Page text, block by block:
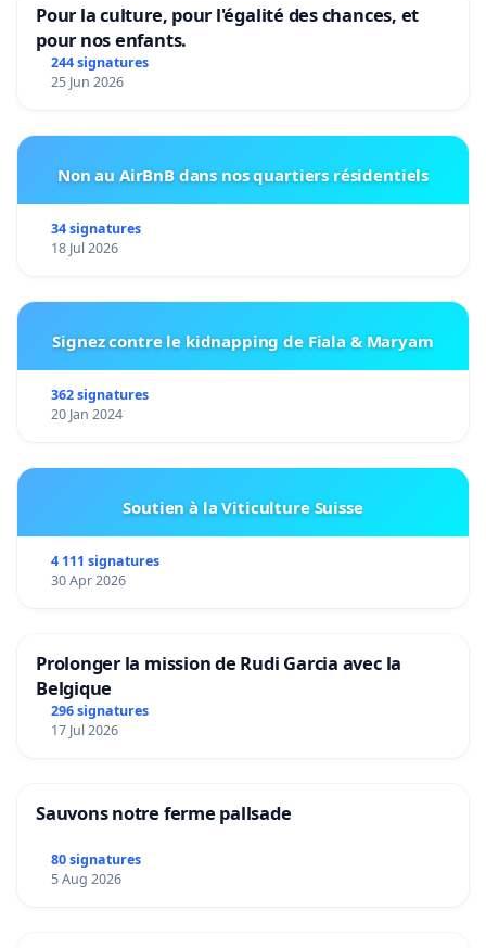
Pour la culture, pour l'égalité des chances, et
pour nos enfants.
244 signatures
25 Jun 2026
Non au AirBnB dans nos quartiers résidentiels
34 signatures
18 Jul 2026
Signez contre le kidnapping de Fiala & Maryam
362 signatures
20 Jan 2024
Soutien à la Viticulture Suisse
4 111 signatures
30 Apr 2026
Prolonger la mission de Rudi Garcia avec la
Belgique
296 signatures
17 Jul 2026
Sauvons notre ferme pallsade
80 signatures
5 Aug 2026